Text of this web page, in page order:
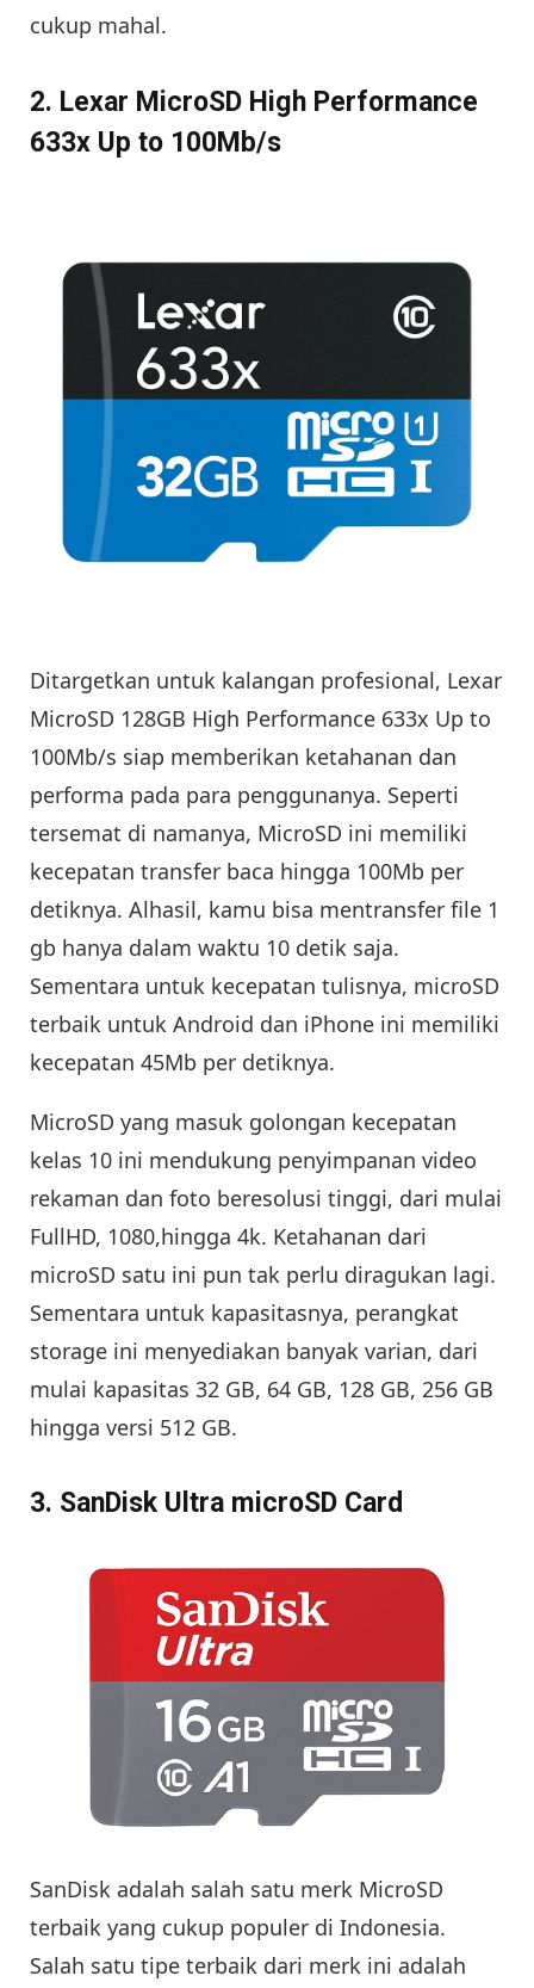
cukup mahal.
2. Lexar MicroSD High Performance
633x Up to 100Mb/s
Ditargetkan untuk kalangan profesional, Lexar
MicroSD 128GB High Performance 633x Up to
100Mb/s siap memberikan ketahanan dan
performa pada para penggunanya. Seperti
tersemat di namanya, MicroSD ini memiliki
kecepatan transfer baca hingga 100Mb per
detiknya. Alhasil, kamu bisa mentransfer file 1
gb hanya dalam waktu 10 detik saja.
Sementara untuk kecepatan tulisnya, microSD
terbaik untuk Android dan iPhone ini memiliki
kecepatan 45Mb per detiknya.
MicroSD yang masuk golongan kecepatan
kelas 10 ini mendukung penyimpanan video
rekaman dan foto beresolusi tinggi, dari mulai
FullHD, 1080,hingga 4k. Ketahanan dari
microSD satu ini pun tak perlu diragukan lagi.
Sementara untuk kapasitasnya, perangkat
storage ini menyediakan banyak varian, dari
mulai kapasitas 32 GB, 64 GB, 128 GB, 256 GB
hingga versi 512 GB.
3. SanDisk Ultra microSD Card
SanDisk adalah salah satu merk MicroSD
terbaik yang cukup populer di Indonesia.
Salah satu tipe terbaik dari merk ini adalah